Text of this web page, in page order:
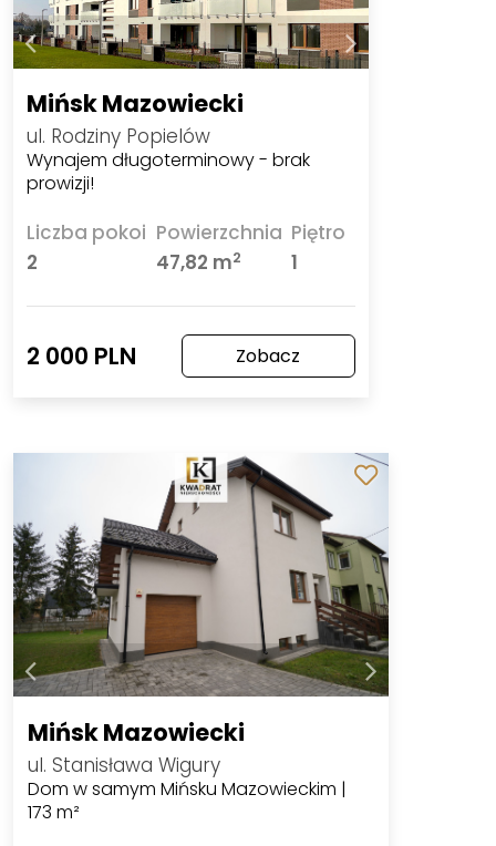
Mińsk Mazowiecki
ul. Rodziny Popielów
Wynajem długoterminowy - brak
prowizji!
Liczba pokoi
2
Powierzchnia
47,82 m2
Piętro
1
2 000 PLN Zobacz
Mińsk Mazowiecki
ul. Stanisława Wigury
Dom w samym Mińsku Mazowieckim |
173 m²